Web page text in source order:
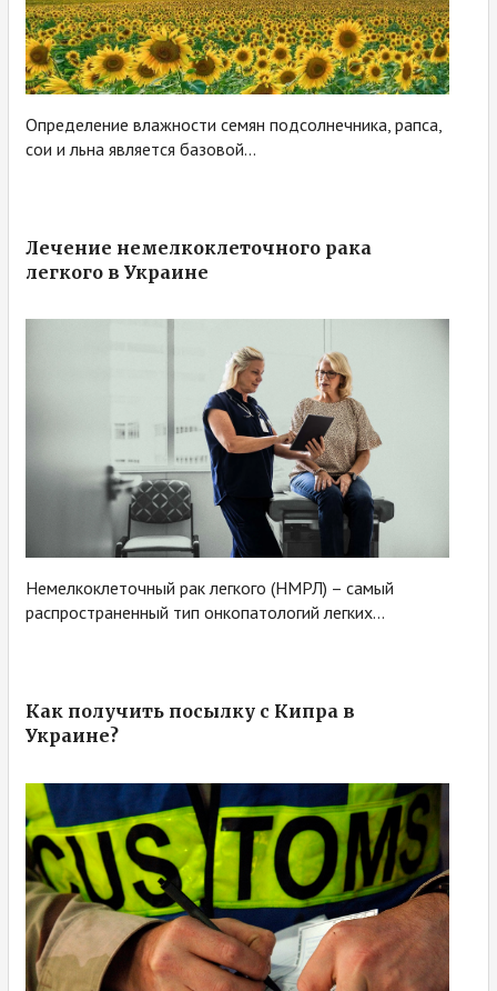
Определение влажности семян подсолнечника, рапса,
сои и льна является базовой...
Лечение немелкоклеточного рака
легкого в Украине
Немелкоклеточный рак легкого (НМРЛ) – самый
распространенный тип онкопатологий легких...
Как получить посылку с Кипра в
Украине?